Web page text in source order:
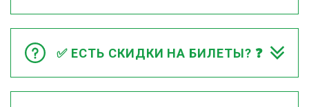
✅ ЕСТЬ СКИДКИ НА БИЛЕТЫ? ❓